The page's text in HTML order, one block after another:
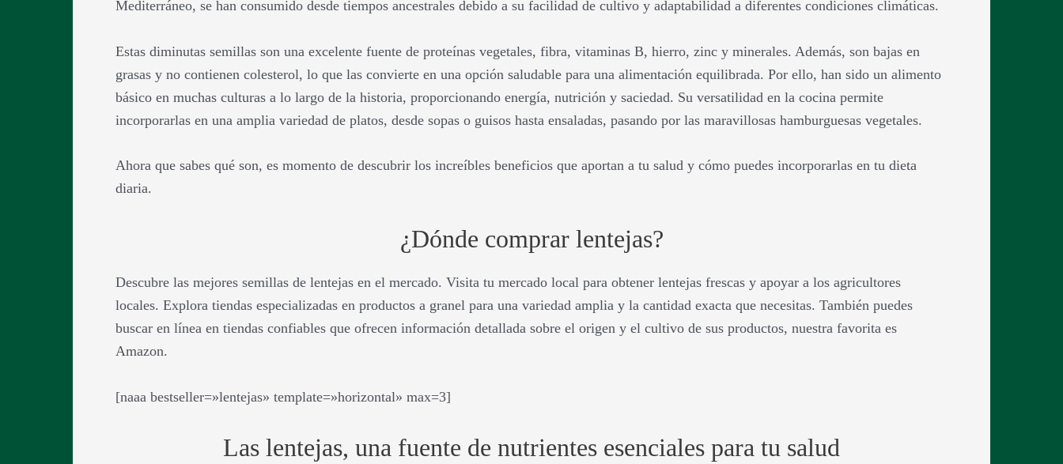
Mediterráneo, se han consumido desde tiempos ancestrales debido a su facilidad de cultivo y adaptabilidad a diferentes condiciones climáticas.
Estas diminutas semillas son una excelente fuente de proteínas vegetales, fibra, vitaminas B, hierro, zinc y minerales. Además, son bajas en
grasas y no contienen colesterol, lo que las convierte en una opción saludable para una alimentación equilibrada. Por ello, han sido un alimento
básico en muchas culturas a lo largo de la historia, proporcionando energía, nutrición y saciedad. Su versatilidad en la cocina permite
incorporarlas en una amplia variedad de platos, desde sopas o guisos hasta ensaladas, pasando por las maravillosas hamburguesas vegetales.
Ahora que sabes qué son, es momento de descubrir los increíbles beneficios que aportan a tu salud y cómo puedes incorporarlas en tu dieta
diaria.
¿Dónde comprar lentejas?
Descubre las mejores semillas de lentejas en el mercado. Visita tu mercado local para obtener lentejas frescas y apoyar a los agricultores
locales. Explora tiendas especializadas en productos a granel para una variedad amplia y la cantidad exacta que necesitas. También puedes
buscar en línea en tiendas confiables que ofrecen información detallada sobre el origen y el cultivo de sus productos, nuestra favorita es
Amazon.
[naaa bestseller=»lentejas» template=»horizontal» max=3]
Las lentejas, una fuente de nutrientes esenciales para tu salud